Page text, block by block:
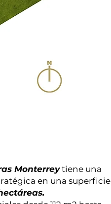
Monterreytiene una
en una superficie